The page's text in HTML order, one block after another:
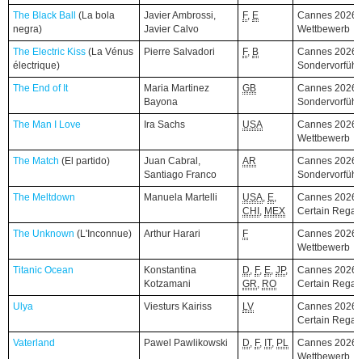
The Black Ball
(La bola
negra)
Javier Ambrossi,
Javier Calvo
F, E
Cannes 2026,
Wettbewerb
The Electric Kiss (La Vénus
électrique)
Pierre Salvadori F, B
Cannes 2026,
The End of It
Maria Martinez
Bayona
GB
Cannes 2026,
The Man I Love
Ira Sachs USA
Cannes 2026,
Wettbewerb
The Match (El partido)
Juan Cabral,
Santiago Franco
AR
Cannes 2026,
The Meltdown
Manuela Martelli USA, E,
CHI , MEX
Cannes 2026,
Certain
The Unknown (L'Inconnue) Arthur Harari F
Cannes 2026,
Wettbewerb
Titanic Ocean
Konstantina
Kotzamani
D, F, E, JP,
GR, RO
Cannes 2026,
Certain
Ulya
Viesturs Kairiss LV
Cannes 2026,
Certain
Vaterland
Pawel Pawlikowski D, F, IT, PL
Cannes 2026,
The Black Ball
(La bola
negra)
The Electric Kiss (La Vénus
électrique)
The End of It
The Man I Love
The Match (El partido)
The Meltdown
The Unknown (L'Inconnue)
Titanic Ocean
Ulya
Vaterland